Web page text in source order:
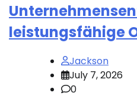
leistungsfähige
Jackson
July 7, 2026
0